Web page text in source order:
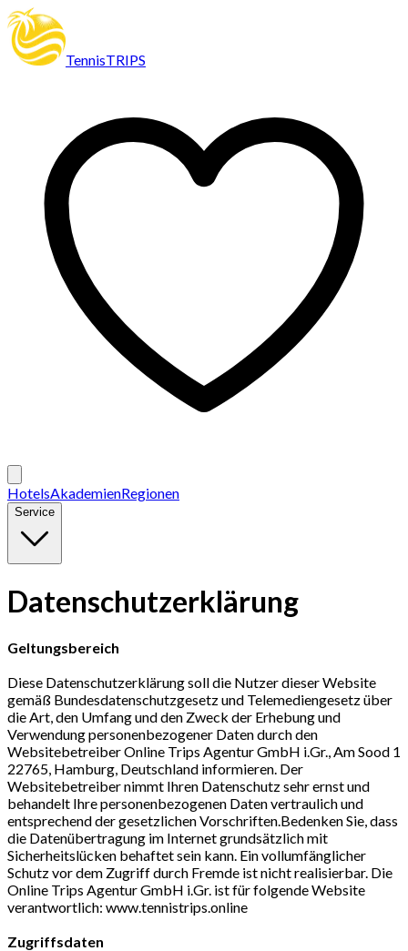
TennisTRIPS
HotelsAkademienRegionen
Service
Datenschutzerklärung
Geltungsbereich
Diese Datenschutzerklärung soll die Nutzer dieser Website
gemäß Bundesdatenschutzgesetz und Telemediengesetz über
die Art, den Umfang und den Zweck der Erhebung und
Verwendung personenbezogener Daten durch den
Websitebetreiber Online Trips Agentur GmbH i.Gr., Am Sood 1
22765, Hamburg, Deutschland informieren. Der
Websitebetreiber nimmt Ihren Datenschutz sehr ernst und
behandelt Ihre personenbezogenen Daten vertraulich und
entsprechend der gesetzlichen Vorschriften.Bedenken Sie, dass
die Datenübertragung im Internet grundsätzlich mit
Sicherheitslücken behaftet sein kann. Ein vollumfänglicher
Schutz vor dem Zugriff durch Fremde ist nicht realisierbar. Die
Online Trips Agentur GmbH i.Gr. ist für folgende Website
verantwortlich: www.tennistrips.online
Zugriffsdaten